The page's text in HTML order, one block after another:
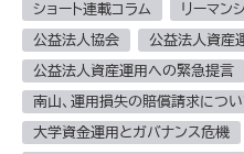
ショート連載コラム
リーマン
公益法人協会
公益法人資産
公益法人資産運用への緊急提言
南山、運用損失の賠償請求につ
大学資金運用とガバナンス危機